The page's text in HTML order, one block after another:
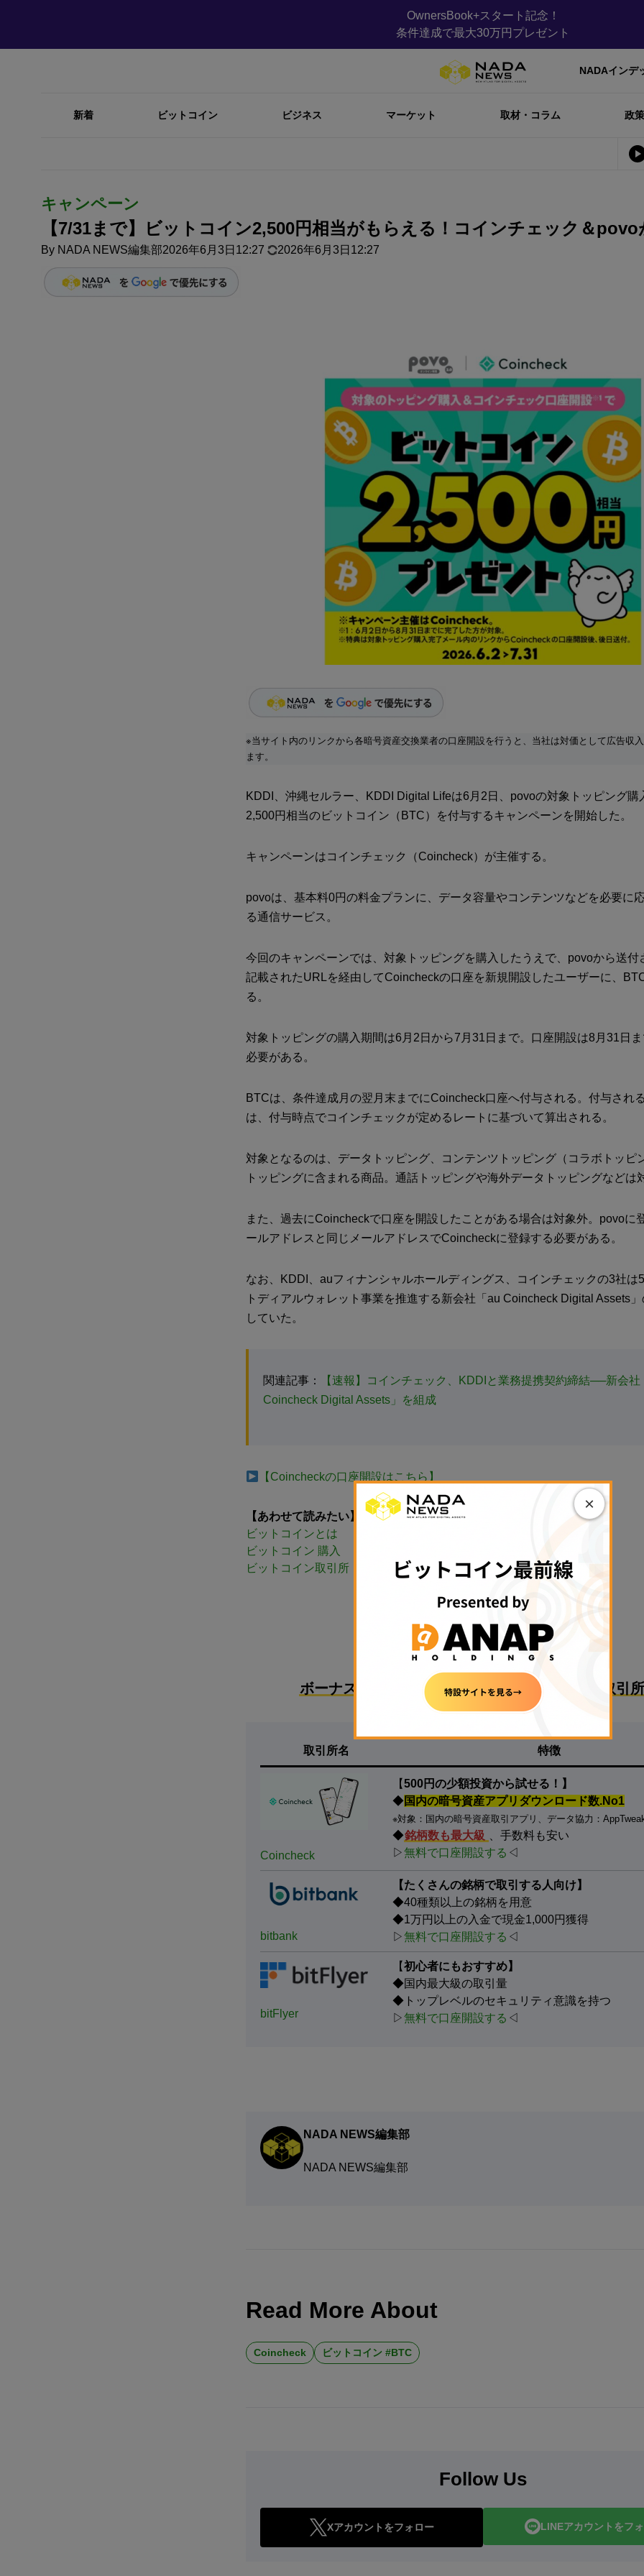
OwnersBook+スタート記念！
条件達成で最大30万円プレゼント
NADAインデ
新着 ビットコイン ビジネス マーケット 取材・コラム 政
キャンペーン
【7/31まで】ビットコイン2,500円相当がもらえる！コインチェック＆
By NADA NEWS編集部2026年6月3日12:27 2026年6月3日12:27
※当サイト内のリンクから各暗号資産交換業者の口座開設を行うと、当社は対価として広告収
ます。
KDDI、沖縄セルラー、KDDI Digital Lifeは6月2日、povoの対象トッピング購
2,500円相当のビットコイン（BTC）を付与するキャンペーンを開始した。
キャンペーンはコインチェック（Coincheck）が主催する。
povoは、基本料0円の料金プランに、データ容量やコンテンツなどを必要に
る通信サービス。
今回のキャンペーンでは、対象トッピングを購入したうえで、povoから送付
記載されたURLを経由してCoincheckの口座を新規開設したユーザーに、
る。
対象トッピングの購入期間は6月2日から7月31日まで。口座開設は8月31日
必要がある。
BTCは、条件達成月の翌月末までにCoincheck口座へ付与される。付与され
は、付与時点でコインチェックが定めるレートに基づいて算出される。
対象となるのは、データトッピング、コンテンツトッピング（コラボトッピ
トッピングに含まれる商品。通話トッピングや海外データトッピングなどは
また、過去にCoincheckで口座を開設したことがある場合は対象外。povoに
ールアドレスと同じメールアドレスでCoincheckに登録する必要がある。
なお、KDDI、auフィナンシャルホールディングス、コインチェックの3社は
トディアルウォレット事業を推進する新会社「au Coincheck Digital Assets
していた。
関連記事：
【速報】コインチェック、KDDIと業務提携契約締結──新会社
Coincheck Digital Assets」を組成
【Coincheckの口座開設はこちら】
【あわせて読みたい】
ビットコインとは
ビットコイン 購入
ビットコイン取引所
PR
ボーナスで始めるのにおすすめな国内暗号資産取引
取引所名 特徴
Coincheck
【500円の少額投資から試せる！】
◆国内の暗号資産アプリダウンロード数.No1
※対象：国内の暗号資産取引アプリ、データ協力：
◆銘柄数も最大級
、手数料も安い
▷無料で口座開設する ◁
bitbank
【たくさんの銘柄で取引する人向け】
◆40種類以上の銘柄を用意
◆1万円以上の入金で現金1,000円獲得
▷無料で口座開設する ◁
bitFlyer
【初心者にもおすすめ】
◆国内最大級の取引量
◆トップレベルのセキュリティ意識を持つ
▷無料で口座開設する ◁
NADA NEWS編集部
NADA NEWS編集部
Read More About
Coincheck ビットコイン #BTC
Follow Us
Xアカウントをフォロー LINEアカウントをフ
×